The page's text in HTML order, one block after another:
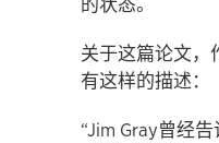
的状态。
关于这篇论文，
有这样的描述：
“Jim Gray曾经